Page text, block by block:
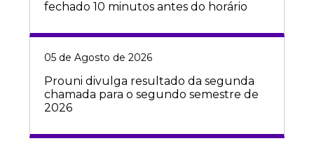
fechado 10 minutos antes do horário
05 de Agosto de 2026
Prouni divulga resultado da segunda
chamada para o segundo semestre de
2026